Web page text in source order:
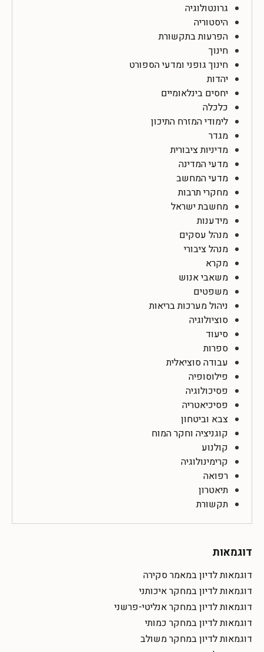
גרונטולוגיה
היסטוריה
הפרעות בתקשורת
חינוך
חינוך גופני ומדעי הספורט
יהדות
יחסים בינלאומיים
כלכלה
לימודי המזרח התיכון
מגדר
מדיניות ציבורית
מדעי המדינה
מדעי המחשב
מחקרי תרבות
מחשבת ישראל
מידענות
מנהל עסקים
מנהל ציבורי
מקרא
משאבי אנוש
משפטים
ניהול מערכות בריאות
סוציולוגיה
סיעוד
ספרות
עבודה סוציאלית
פילוסופיה
פסיכולוגיה
פסיכיאטריה
צבא וביטחון
קוגניציה וחקר המוח
קולנוע
קרימינולוגיה
רפואה
תיאטרון
תקשורת
דוגמאות
דוגמאות לדיון במאמר סקירה
דוגמאות לדיון במחקר איכותני
דוגמאות לדיון במחקר אנליטי-פרשני
דוגמאות לדיון במחקר כמותי
דוגמאות לדיון במחקר משולב